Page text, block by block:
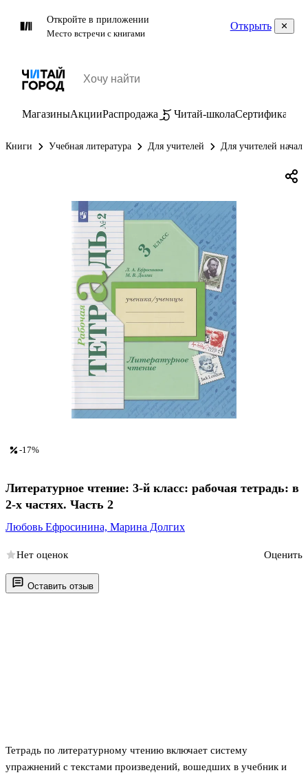
Откройте в приложении
Место встречи с книгами
Открыть
МагазиныАкцииРаспродажа Читай-школаСертификаты
Книги Учебная литература Для учителей Для учителей
Оставить отзыв
Тетрадь по литературному чтению включает систему
упражнений с текстами произведений, вошедших в учебник и
-17%
Литературное чтение: 3-й класс: рабочая тетрадь: в
2-х частях. Часть 2
Любовь Ефросинина, Марина Долгих
Нет оценок Оценить